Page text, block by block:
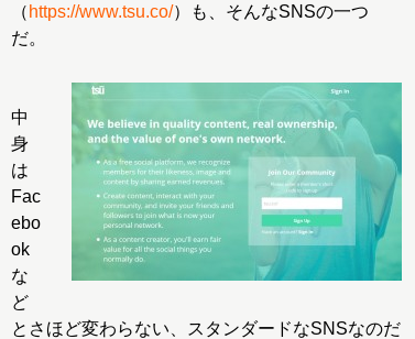
（ https://www.tsu.co/）も、そんなSNSの一つ
だ。
中
身
は
Fac
ebo
ok
な
ど
とさほど変わらない、スタンダードなSNSなのだ